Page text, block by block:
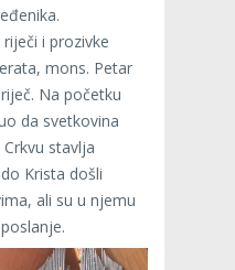
i prozivke
mons. Petar
Na početku
da svetkovina
stavlja
Krista došli
ali su u njemu